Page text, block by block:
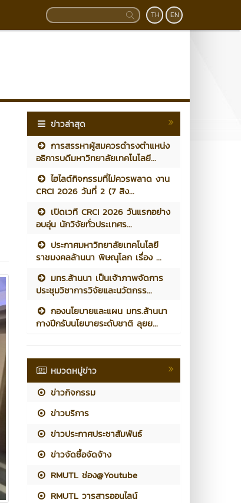
TH EN
ข่าวล่าสุด
การสรรหาผู้สมควรดำรงตำแหน่ง
อธิการบดีมหาวิทยาลัยเทคโนโลยี...
ไฮไลต์กิจกรรมที่ไม่ควรพลาด งาน
CRCI 2026 วันที่ 2 (7 สิง...
เปิดเวที CRCI 2026 วันแรกอย่าง
อบอุ่น นักวิจัยทั่วประเทศร...
ประกาศมหาวิทยาลัยเทคโนโลยี
ราชมงคลล้านนา พิษณุโลก เรื่อง ...
มทร.ล้านนา เป็นเจ้าภาพจัดการ
ประชุมวิชาการวิจัยและนวัตกรร...
กองนโยบายและแผน มทร.ล้านนา
กางปีกรับนโยบายระดับชาติ ลุยย...
หมวดหมู่ข่าว
ข่าวกิจกรรม
ข่าวบริการ
ข่าวประกาศประชาสัมพันธ์
ข่าวจัดซื้อจัดจ้าง
RMUTL ช่อง@Youtube
RMUTL วารสารออนไลน์